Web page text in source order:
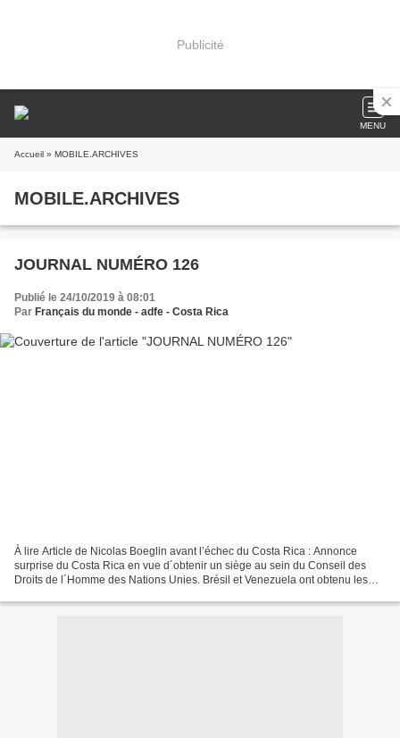
Publicité
MENU
Accueil » MOBILE.ARCHIVES
MOBILE.ARCHIVES
JOURNAL NUMÉRO 126
Publié le 24/10/2019 à 08:01
Par Français du monde - adfe - Costa Rica
À lire Article de Nicolas Boeglin avant l’échec du Costa Rica : Annonce
surprise du Costa Rica en vue d´obtenir un siège au sein du Conseil des
Droits de l´Homme des Nations Unies. Brésil et Venezuela ont obtenu les
anuncia-que-sera-candidata.html...